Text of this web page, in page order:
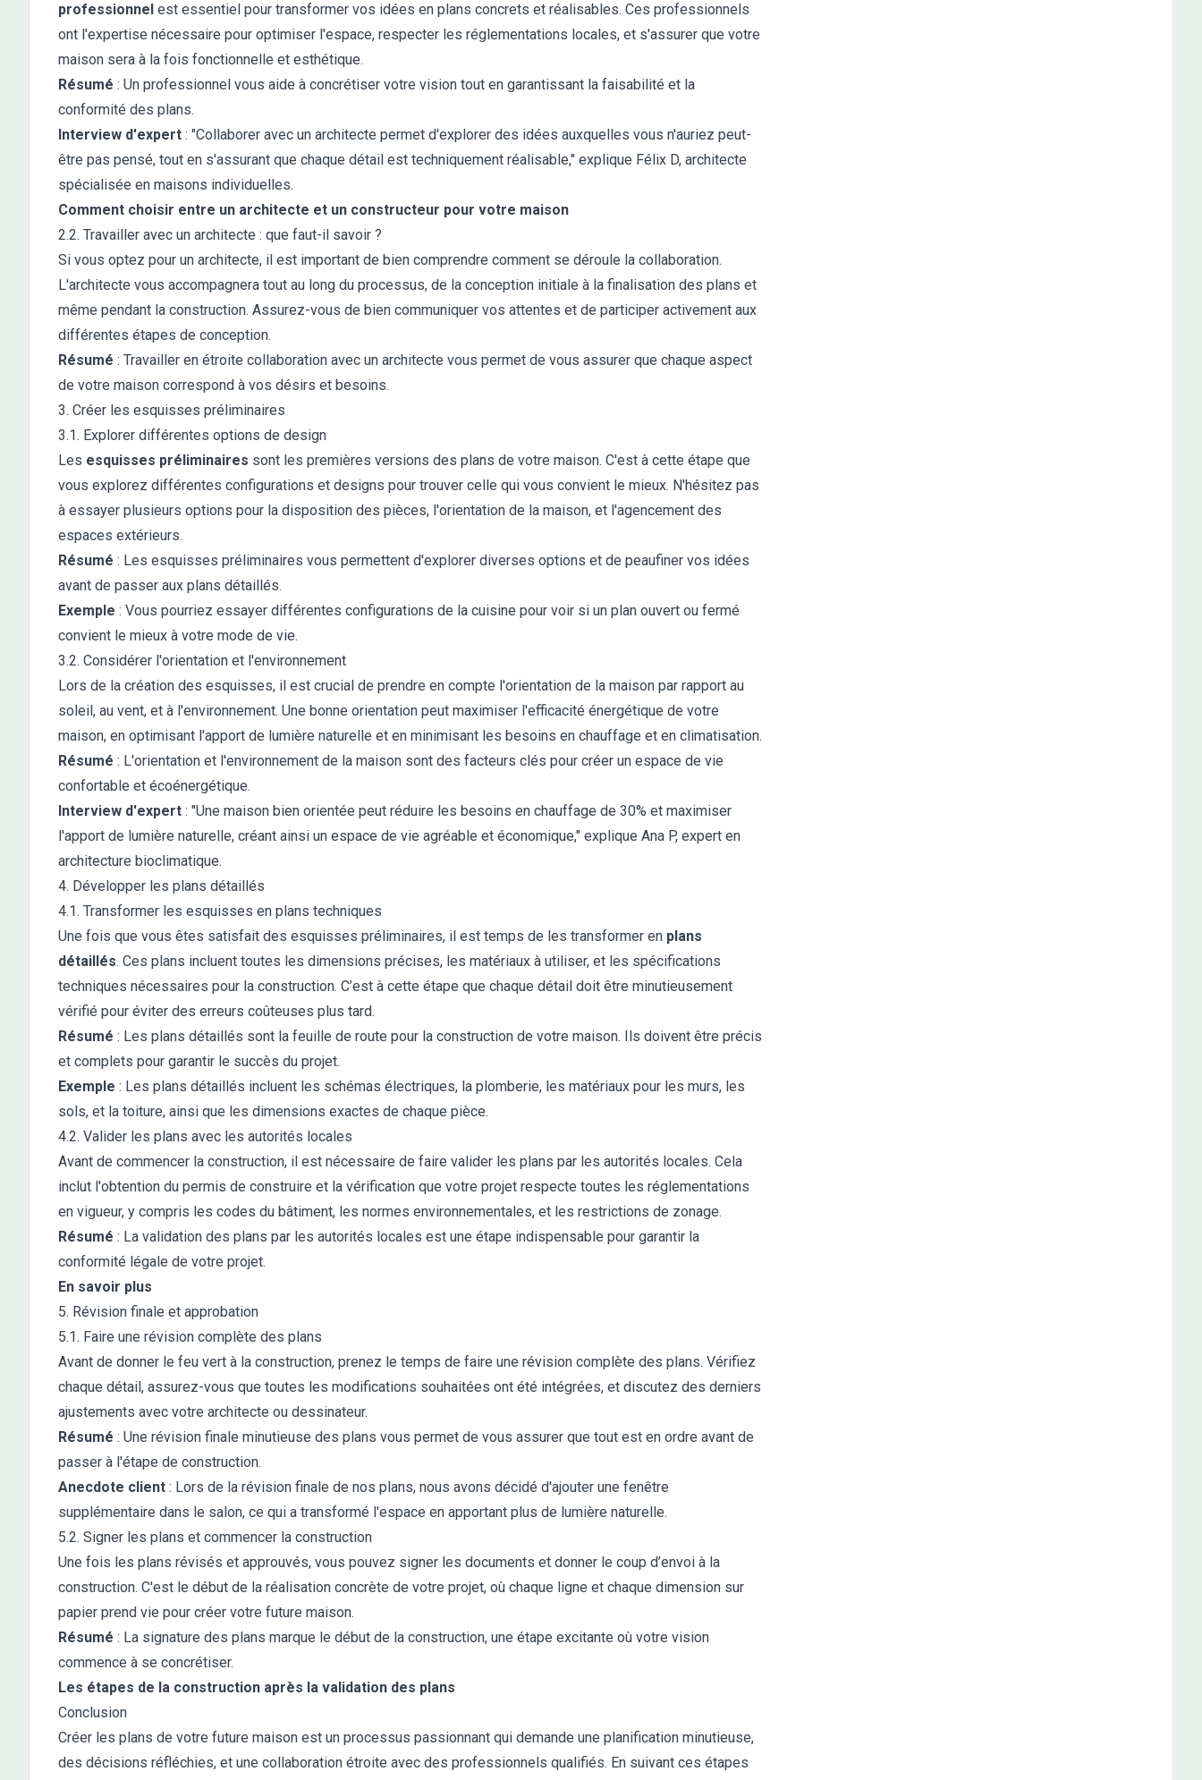
professionnel est essentiel pour transformer vos idées en plans concrets et réalisables. Ces professionnels
ont l'expertise nécessaire pour optimiser l'espace, respecter les réglementations locales, et s'assurer que votre
maison sera à la fois fonctionnelle et esthétique.
Résumé : Un professionnel vous aide à concrétiser votre vision tout en garantissant la faisabilité et la
conformité des plans.
Interview d'expert : "Collaborer avec un architecte permet d'explorer des idées auxquelles vous n'auriez peut-
être pas pensé, tout en s'assurant que chaque détail est techniquement réalisable," explique Félix D, architecte
spécialisée en maisons individuelles.
Comment choisir entre un architecte et un constructeur pour votre maison
2.2. Travailler avec un architecte : que faut-il savoir ?
Si vous optez pour un architecte, il est important de bien comprendre comment se déroule la collaboration.
L'architecte vous accompagnera tout au long du processus, de la conception initiale à la finalisation des plans et
même pendant la construction. Assurez-vous de bien communiquer vos attentes et de participer activement aux
différentes étapes de conception.
Résumé : Travailler en étroite collaboration avec un architecte vous permet de vous assurer que chaque aspect
de votre maison correspond à vos désirs et besoins.
3. Créer les esquisses préliminaires
3.1. Explorer différentes options de design
Les esquisses préliminaires sont les premières versions des plans de votre maison. C'est à cette étape que
vous explorez différentes configurations et designs pour trouver celle qui vous convient le mieux. N'hésitez pas
à essayer plusieurs options pour la disposition des pièces, l'orientation de la maison, et l'agencement des
espaces extérieurs.
Résumé : Les esquisses préliminaires vous permettent d'explorer diverses options et de peaufiner vos idées
avant de passer aux plans détaillés.
Exemple : Vous pourriez essayer différentes configurations de la cuisine pour voir si un plan ouvert ou fermé
convient le mieux à votre mode de vie.
3.2. Considérer l'orientation et l'environnement
Lors de la création des esquisses, il est crucial de prendre en compte l'orientation de la maison par rapport au
soleil, au vent, et à l'environnement. Une bonne orientation peut maximiser l'efficacité énergétique de votre
maison, en optimisant l'apport de lumière naturelle et en minimisant les besoins en chauffage et en climatisation.
Résumé : L'orientation et l'environnement de la maison sont des facteurs clés pour créer un espace de vie
confortable et écoénergétique.
Interview d'expert : "Une maison bien orientée peut réduire les besoins en chauffage de 30% et maximiser
l'apport de lumière naturelle, créant ainsi un espace de vie agréable et économique," explique Ana P, expert en
architecture bioclimatique.
4. Développer les plans détaillés
4.1. Transformer les esquisses en plans techniques
Une fois que vous êtes satisfait des esquisses préliminaires, il est temps de les transformer en plans
détaillés. Ces plans incluent toutes les dimensions précises, les matériaux à utiliser, et les spécifications
techniques nécessaires pour la construction. C’est à cette étape que chaque détail doit être minutieusement
vérifié pour éviter des erreurs coûteuses plus tard.
Résumé : Les plans détaillés sont la feuille de route pour la construction de votre maison. Ils doivent être précis
et complets pour garantir le succès du projet.
Exemple : Les plans détaillés incluent les schémas électriques, la plomberie, les matériaux pour les murs, les
sols, et la toiture, ainsi que les dimensions exactes de chaque pièce.
4.2. Valider les plans avec les autorités locales
Avant de commencer la construction, il est nécessaire de faire valider les plans par les autorités locales. Cela
inclut l'obtention du permis de construire et la vérification que votre projet respecte toutes les réglementations
en vigueur, y compris les codes du bâtiment, les normes environnementales, et les restrictions de zonage.
Résumé : La validation des plans par les autorités locales est une étape indispensable pour garantir la
conformité légale de votre projet.
En savoir plus
5. Révision finale et approbation
5.1. Faire une révision complète des plans
Avant de donner le feu vert à la construction, prenez le temps de faire une révision complète des plans. Vérifiez
chaque détail, assurez-vous que toutes les modifications souhaitées ont été intégrées, et discutez des derniers
ajustements avec votre architecte ou dessinateur.
Résumé : Une révision finale minutieuse des plans vous permet de vous assurer que tout est en ordre avant de
passer à l'étape de construction.
Anecdote client : Lors de la révision finale de nos plans, nous avons décidé d'ajouter une fenêtre
supplémentaire dans le salon, ce qui a transformé l'espace en apportant plus de lumière naturelle.
5.2. Signer les plans et commencer la construction
Une fois les plans révisés et approuvés, vous pouvez signer les documents et donner le coup d’envoi à la
construction. C'est le début de la réalisation concrète de votre projet, où chaque ligne et chaque dimension sur
papier prend vie pour créer votre future maison.
Résumé : La signature des plans marque le début de la construction, une étape excitante où votre vision
commence à se concrétiser.
Les étapes de la construction après la validation des plans
Conclusion
Créer les plans de votre future maison est un processus passionnant qui demande une planification minutieuse,
des décisions réfléchies, et une collaboration étroite avec des professionnels qualifiés. En suivant ces étapes